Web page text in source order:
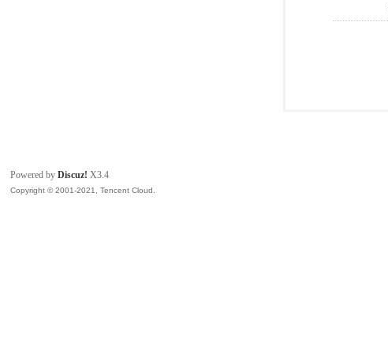
Powered byDiscuz! X3.4
Copyright © 2001-2021, Tencent Cloud.